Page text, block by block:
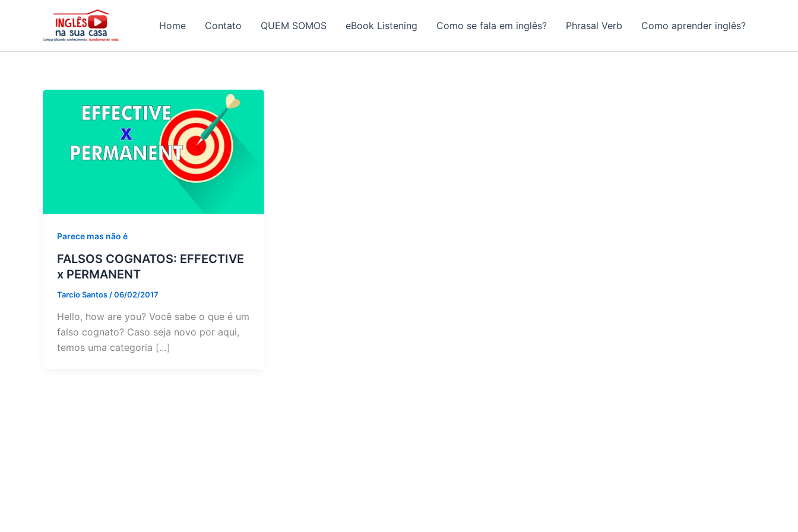
conteúdo
Home Contato QUEM SOMOS eBook Listening Como se fala em inglês? Phrasal Verb Como aprender inglês?
Parece mas não é
FALSOS COGNATOS: EFFECTIVE
x PERMANENT
Tarcio Santos /06/02/2017
Hello, how are you? Você sabe o que é um
falso cognato? Caso seja novo por aqui,
temos uma categoria […]